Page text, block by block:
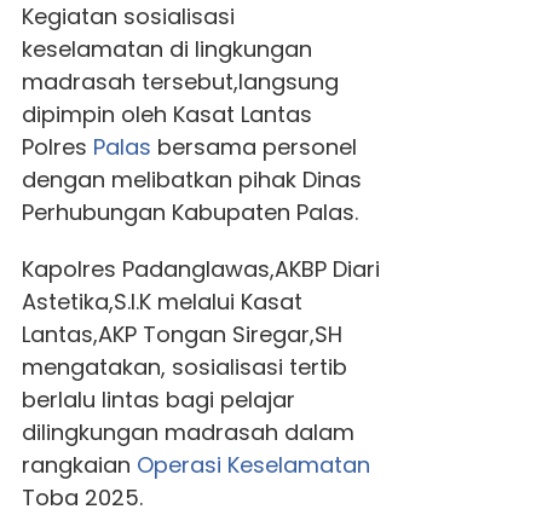
Kegiatan sosialisasi
keselamatan di lingkungan
madrasah tersebut,langsung
dipimpin oleh Kasat Lantas
Polres Palas bersama personel
dengan melibatkan pihak Dinas
Perhubungan Kabupaten Palas.
Kapolres Padanglawas,AKBP Diari
Astetika,S.I.K melalui Kasat
Lantas,AKP Tongan Siregar,SH
mengatakan, sosialisasi tertib
berlalu lintas bagi pelajar
dilingkungan madrasah dalam
rangkaian Operasi Keselamatan
Toba 2025.